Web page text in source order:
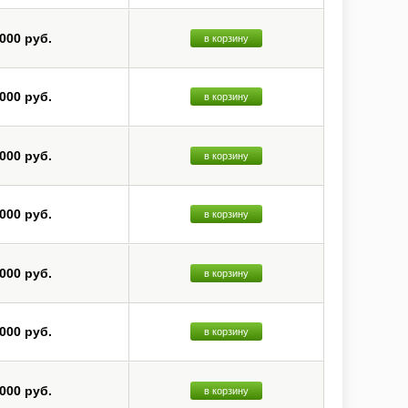
руб. в корзину
руб. в корзину
руб. в корзину
руб. в корзину
руб. в корзину
руб. в корзину
руб. в корзину